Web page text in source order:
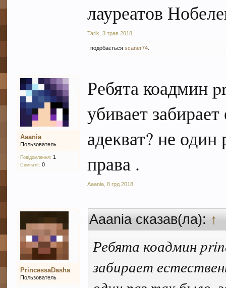
лауреатов
Tarik ,3 трав 2018
подобаєтьсяscaner74
Aaania
Пользователь
Повідомлення: 1
Симпатії: 0
Ребята коадмин
убивает
адекват? не один
права .
Aaania ,8 грд 2018
PrincessaDasha
Пользователь
Aaania сказав(ла):↑
Ребята коадмин
забирает